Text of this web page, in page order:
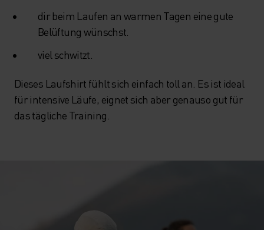
dir beim Laufen an warmen Tagen eine gute
Belüftung wünschst.
viel schwitzt.
Dieses Laufshirt fühlt sich einfach toll an. Es ist ideal
für intensive Läufe, eignet sich aber genauso gut für
das tägliche Training.